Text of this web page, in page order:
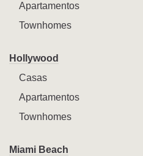
Apartamentos
Townhomes
Hollywood
Casas
Apartamentos
Townhomes
Miami Beach